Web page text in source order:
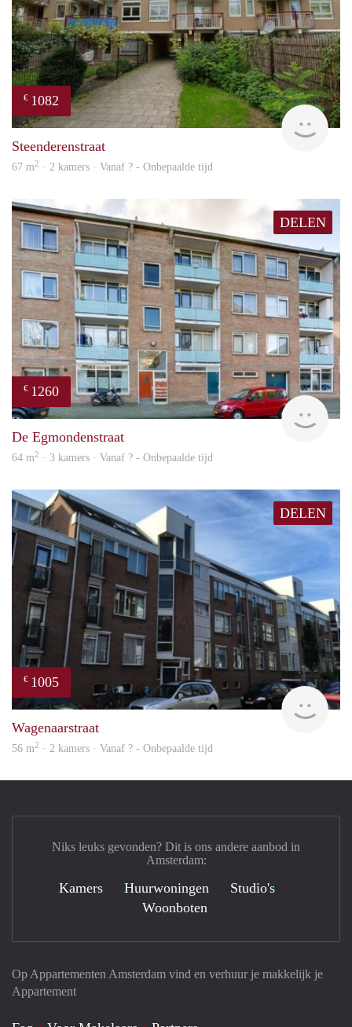
€ 1082
Steenderenstraat
67 m2 · 2 kamers · Vanaf ? - Onbepaalde tijd
DELEN
€ 1260
De Egmondenstraat
64 m2 · 3 kamers · Vanaf ? - Onbepaalde tijd
DELEN
€ 1005
Wagenaarstraat
56 m2 · 2 kamers · Vanaf ? - Onbepaalde tijd
Op Appartementen Amsterdam vind en verhuur je makkelijk je
Appartement
Niks leuks gevonden? Dit is ons andere aanbod in
Amsterdam:
Kamers Huurwoningen
Studio's
Woonboten